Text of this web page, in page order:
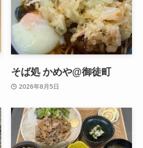
そば処 かめや@御徒町
2026年8月5日